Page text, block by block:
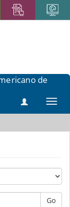
de
Go